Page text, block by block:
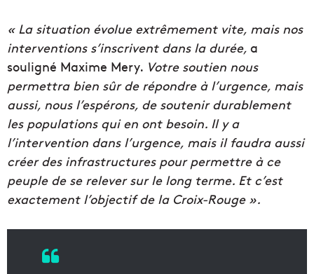
« La situation évolue extrêmement vite, mais nos
interventions s’inscrivent dans la durée, a
souligné Maxime Mery. Votre soutien nous
permettra bien sûr de répondre à l’urgence, mais
aussi, nous l’espérons, de soutenir durablement
les populations qui en ont besoin. Il y a
l’intervention dans l’urgence, mais il faudra aussi
créer des infrastructures pour permettre à ce
peuple de se relever sur le long terme. Et c’est
exactement l’objectif de la Croix-Rouge ».